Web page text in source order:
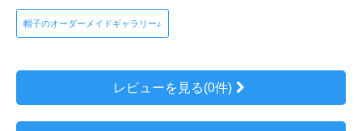
帽子のオーダーメイドギャラリー♪
レビューを見る(0件)